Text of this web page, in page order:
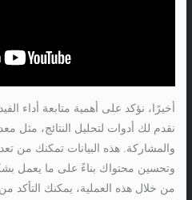
أخيرًا، نؤكد على أهمية متابعة أداء
نقدم لك أدوات لتحليل النتائج، مثل
والمشاركة. هذه البيانات تمكنك من
وتحسين محتواك بناءً على ما يعمل
من خلال هذه العملية، يمكنك التأكد